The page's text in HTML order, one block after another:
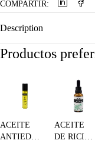
COMPARTIR:
Description
Productos
ACEITE
ANTIEDAD
ACEITE
DE RICINO